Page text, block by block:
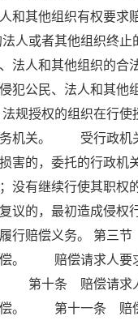
和其他组织有权要
或者其他组织终止
法人和其他组织的
犯公民、法人和其他
授权的组织在行使授
机关。 受行政机关
害的，委托的行政
没有继续行使其职
的，最初造成侵权
履行赔偿义务。 第
。 赔偿请求人要求
第十条 赔偿请求人
偿。 第十一条 赔